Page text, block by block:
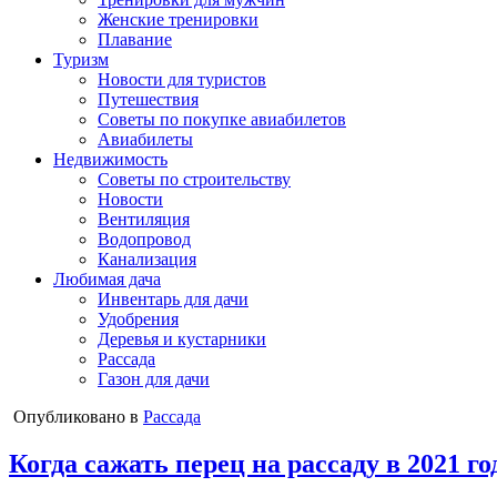
Женские тренировки
Плавание
Туризм
Новости для туристов
Путешествия
Советы по покупке авиабилетов
Авиабилеты
Недвижимость
Советы по строительству
Новости
Вентиляция
Водопровод
Канализация
Любимая дача
Инвентарь для дачи
Удобрения
Деревья и кустарники
Рассада
Газон для дачи
Опубликовано в Рассада
Когда сажать перец на рассаду в 2021